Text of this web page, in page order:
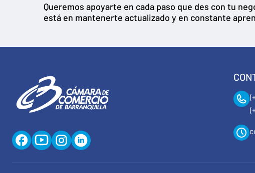
Queremos apoyarte en cada paso que des con tu
está en mantenerte actualizado y en constante